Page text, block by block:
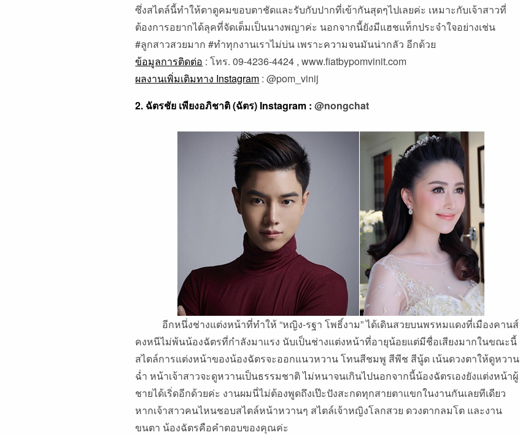
ซึ่งสไตล์นี้ทำให้ตาดูคมขอบตาชัดและรับกับปากที่เข้ากันสุดๆไปเลยค่ะ เหมาะกับเจ้าสาวที่
ต้องการอยากได้ลุคที่จัดเต็มเป็นนางพญาค่ะ นอกจากนี้ยังมีแฮชแท็กประจำใจอย่างเช่น
#ลูกสาวสวยมาก #ทำทุกงานเราไม่บ่น เพราะความจนมันน่ากลัว อีกด้วย
ข้อมูลการติดต่อ : โทร. 09-4236-4424 , www.fiatbypomvinit.com
ผลงานเพิ่มเติมทาง Instagram :@pom_vinij
2. ฉัตรชัย เพียงอภิชาติ (ฉัตร) Instagram :@nongchat
อีกหนึ่งช่างแต่งหน้าที่ทำให้ “หญิง-รฐา โพธิ์งาม” ได้เดินสวยบนพรหมแดงที่เมืองคานส์
คงหนีไม่พ้นน้องฉัตรที่กำลังมาแรง นับเป็นช่างแต่งหน้าที่อายุน้อยแต่มีชื่อเสียงมากในขณะนี้
สไตล์การแต่งหน้าของน้องฉัตรจะออกแนวหวาน โทนสีชมพู สีพีช สีนู้ด เน้นดวงตาให้ดูหวาน
ฉ่ำ หน้าเจ้าสาวจะดูหวานเป็นธรรมชาติ ไม่หนาจนเกินไปนอกจากนี้น้องฉัตรเองยังแต่งหน้าผู้
ชายได้เริ่ดอีกด้วยค่ะ งานผมนี่ไม่ต้องพูดถึงเป๊ะปังสะกดทุกสายตาแขกในงานกันเลยทีเดียว
หากเจ้าสาวคนไหนชอบสไตล์หน้าหวานๆ สไตล์เจ้าหญิงโลกสวย ดวงตากลมโต และงาน
ขนตา น้องฉัตรคือคำตอบของคุณค่ะ